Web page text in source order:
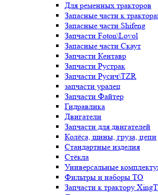
Для ременных тракторов
Запасные части к
Запасные части Shifeng
Запчасти Foton\Lovol
Запасные части Скаут
Запчасти Кентавр
Запчасти Рустрак
Запчасти Русич\TZR
запчасти уралец
Запчасти Файтер
Гидравлика
Двигатели
Запчасти для двигателей
Колёса, шины, груза, цепи
Стандартные изделия
Стёкла
Универсальные
Фильтры и наборы ТО
Запчасти к трактору